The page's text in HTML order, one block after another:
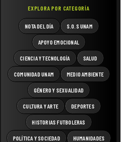
EXPLORA POR CATEGORÍA
NOTA DEL DÍA S.O.S UNAM
APOYO EMOCIONAL
CIENCIA Y TECNOLOGÍA SALUD
COMUNIDAD UNAM MEDIO AMBIENTE
GÉNERO Y SEXUALIDAD
CULTURA Y ARTE DEPORTES
HISTORIAS FUTBOLERAS
POLÍTICA Y SOCIEDAD HUMANIDADES